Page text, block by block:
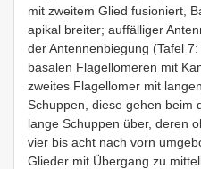
mit zweitem Glied fusioniert,
apikal breiter; auffälliger
der Antennenbiegung (Tafel
basalen Flagellomeren mit
zweites Flagellomer mit
Schuppen, diese gehen beim
lange Schuppen über, deren
vier bis acht nach vorn
Glieder mit Übergang zu